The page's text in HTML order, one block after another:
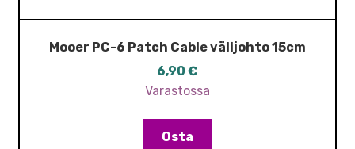
Mooer PC-6 Patch Cable välijohto 15cm
6,90 €
Varastossa
Osta